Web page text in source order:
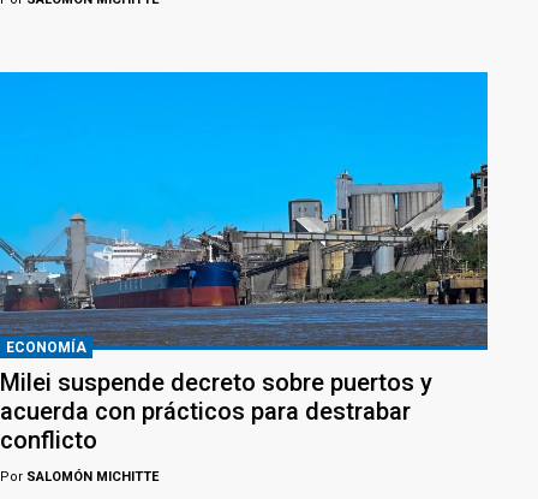
ECONOMÍA
Milei suspende decreto sobre puertos y
acuerda con prácticos para destrabar
conflicto
Por SALOMÓN MICHITTE